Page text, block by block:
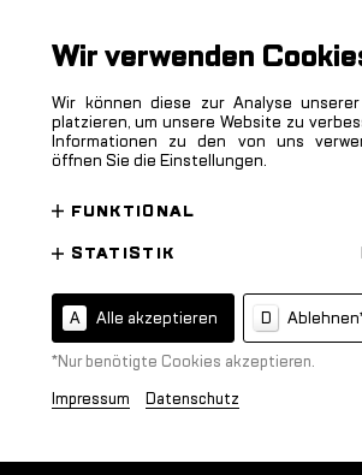
Wir verwenden
Wir können diese zur Analyse
platzieren, um unsere Website zu
Informationen zu den von uns
öffnen Sie die Einstellungen.
FUNKTIONAL
STATISTIK
A Alle akzeptieren D Ablehnen
*Nur benötigte Cookies akzeptieren.
Impressum
Datenschutz